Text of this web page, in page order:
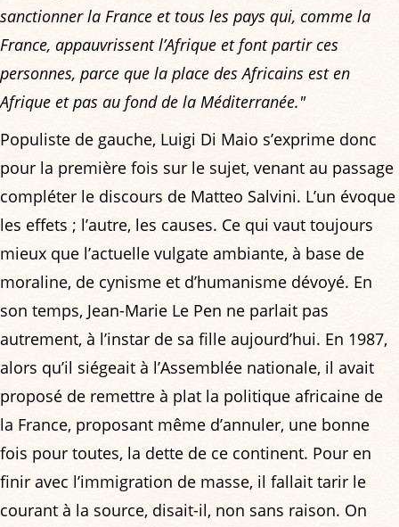
sanctionner la France et tous les pays qui, comme la
France, appauvrissent l’Afrique et font partir ces
personnes, parce que la place des Africains est en
Afrique et pas au fond de la Méditerranée."
Populiste de gauche, Luigi Di Maio s’exprime donc
pour la première fois sur le sujet, venant au passage
compléter le discours de Matteo Salvini. L’un évoque
les effets ; l’autre, les causes. Ce qui vaut toujours
mieux que l’actuelle vulgate ambiante, à base de
moraline, de cynisme et d’humanisme dévoyé. En
son temps, Jean-Marie Le Pen ne parlait pas
autrement, à l’instar de sa fille aujourd’hui. En 1987,
alors qu’il siégeait à l’Assemblée nationale, il avait
proposé de remettre à plat la politique africaine de
la France, proposant même d’annuler, une bonne
fois pour toutes, la dette de ce continent. Pour en
finir avec l’immigration de masse, il fallait tarir le
courant à la source, disait-il, non sans raison. On